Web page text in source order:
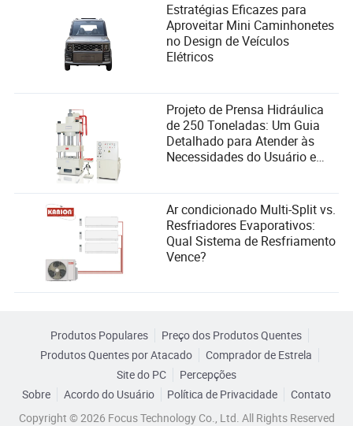
Estratégias Eficazes para
Aproveitar Mini Caminhonetes
no Design de Veículos
Elétricos
Projeto de Prensa Hidráulica
de 250 Toneladas: Um Guia
Detalhado para Atender às
Necessidades do Usuário e
Ar condicionado Multi-Split vs.
Resfriadores Evaporativos:
Qual Sistema de Resfriamento
Vence?
Produtos Populares
Preço dos Produtos Quentes
Produtos Quentes por Atacado
Comprador de Estrela
Site do PC
Percepções
Sobre
Acordo do Usuário Política de Privacidade
Contato
Copyright © 2026 Focus Technology Co., Ltd. All Rights Reserved